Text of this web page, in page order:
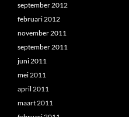
september 2012
februari 2012
november 2011
september 2011
juni 2011
mei 2011
april 2011
maart 2011